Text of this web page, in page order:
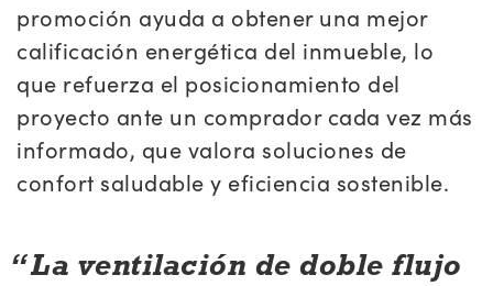
promoción ayuda a obtener una mejor
calificación energética del inmueble, lo
que refuerza el posicionamiento del
proyecto ante un comprador cada vez más
informado, que valora soluciones de
confort saludable y eficiencia sostenible.
La ventilación de doble flujo